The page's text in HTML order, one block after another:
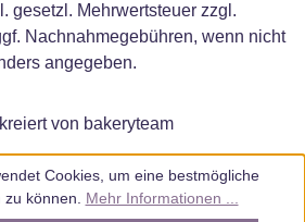
gesetzl. Mehrwertsteuer zzgl.
Nachnahmegebühren, wenn nicht
angegeben.
kreiert von bakeryteam
Cookies, um eine bestmögliche
können. Mehr Informationen ...